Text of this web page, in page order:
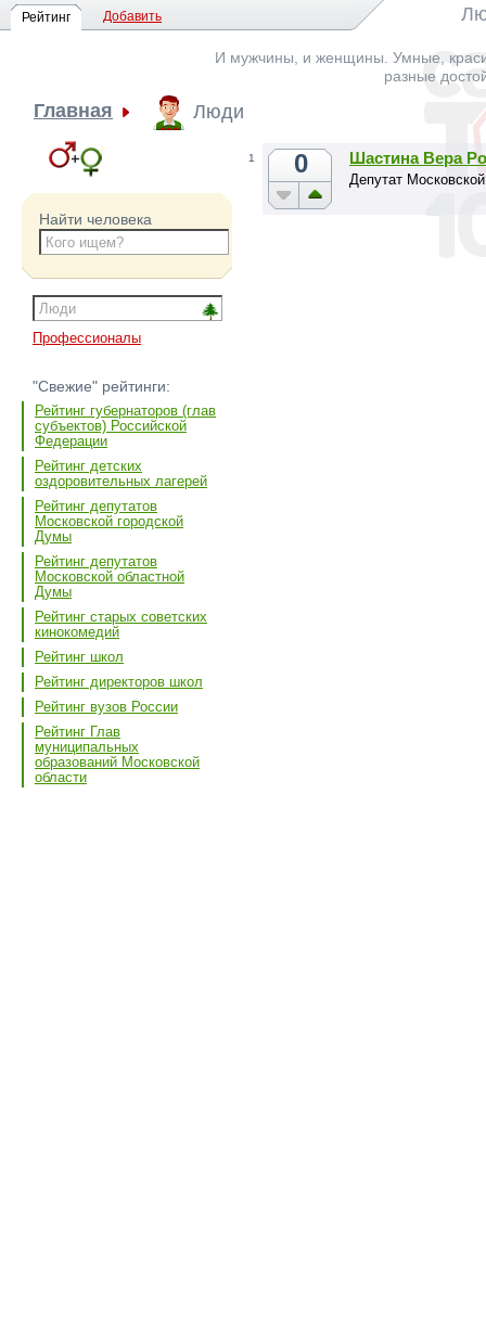
Рейтинг Добавить
И мужчины, и женщины. Умные,
разные
Главная Люди
Найти человека
Профессионалы
"Свежие" рейтинги:
Рейтинг губернаторов (глав
субъектов) Российской
Федерации
Рейтинг детских
оздоровительных лагерей
Рейтинг депутатов
Московской городской
Думы
Рейтинг депутатов
Московской областной
Думы
Рейтинг старых советских
кинокомедий
Рейтинг школ
Рейтинг директоров школ
Рейтинг вузов России
Рейтинг Глав
муниципальных
образований Московской
области
1 0 Шастина Вера
Депутат